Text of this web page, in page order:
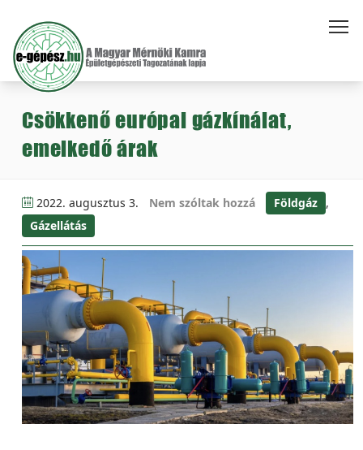
Csökkenő európai gázkínálat,
emelkedő árak
2022. augusztus 3. Nem szóltak hozzá Földgáz ,
Gázellátás